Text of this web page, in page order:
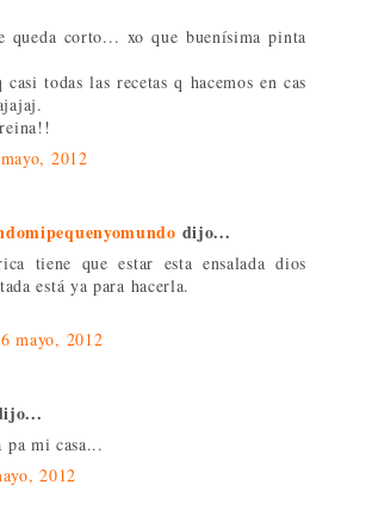
queda corto... xo que buenísima pinta
casi todas las recetas q hacemos en cas
2012
dijo...
tiene que estar esta ensalada dios
está ya para hacerla.
mayo, 2012
pa mi casa...
2012